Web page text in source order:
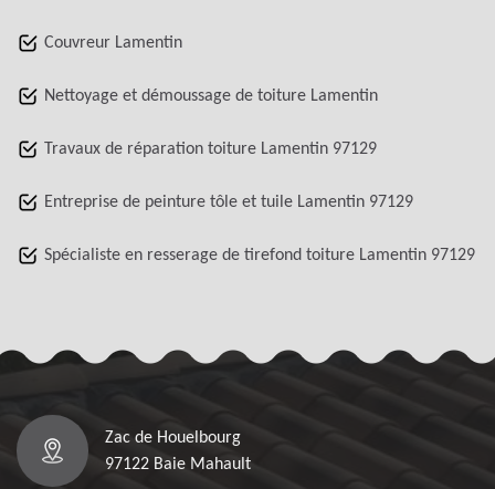
Couvreur Lamentin
Nettoyage et démoussage de toiture Lamentin
Travaux de réparation toiture Lamentin 97129
Entreprise de peinture tôle et tuile Lamentin 97129
Spécialiste en resserage de tirefond toiture Lamentin 97129
Zac de Houelbourg
97122 Baie Mahault